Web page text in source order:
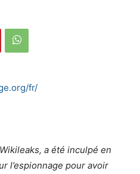
fr/
a été inculpé en
l’espionnage pour avoir